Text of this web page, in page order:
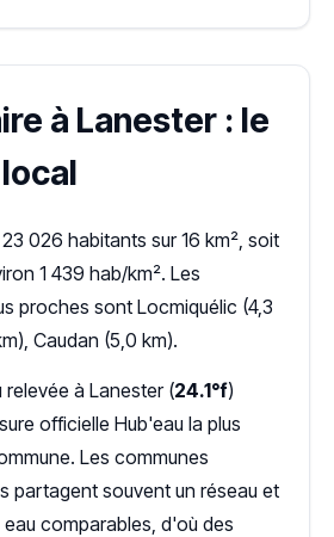
à Lanester : le
026 habitants sur 16 km², soit
1 439 hab/km². Les
proches sont Locmiquélic (4,3
Caudan (5,0 km).
relevée à Lanester (24.1°f)
officielle Hub'eau la plus
Les communes
partagent souvent un réseau et
comparables, d'où des